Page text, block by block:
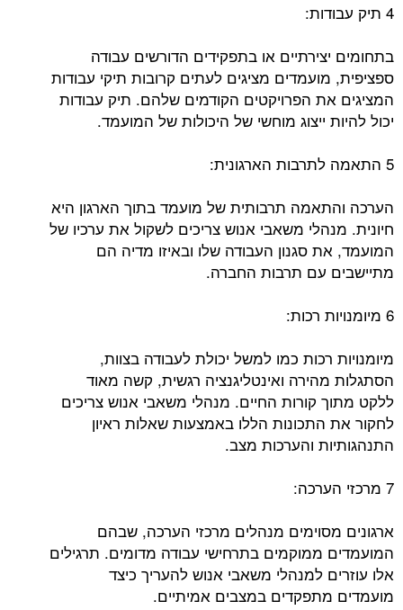
4 תיק עבודות:
בתחומים יצירתיים או בתפקידים הדורשים עבודה
ספציפית, מועמדים מציגים לעתים קרובות תיקי עבודות
המציגים את הפרויקטים הקודמים שלהם. תיק עבודות
יכול להיות ייצוג מוחשי של היכולות של המועמד.
5 התאמה לתרבות הארגונית:
הערכה והתאמה תרבותית של מועמד בתוך הארגון היא
חיונית. מנהלי משאבי אנוש צריכים לשקול את ערכיו של
המועמד, את סגנון העבודה שלו ובאיזו מדיה הם
מתיישבים עם תרבות החברה.
6 מיומנויות רכות:
מיומנויות רכות כמו למשל יכולת לעבודה בצוות,
הסתגלות מהירה ואינטליגנציה רגשית, קשה מאוד
ללקט מתוך קורות החיים. מנהלי משאבי אנוש צריכים
לחקור את התכונות הללו באמצעות שאלות ראיון
התנהגותיות והערכות מצב.
7 מרכזי הערכה:
ארגונים מסוימים מנהלים מרכזי הערכה, שבהם
המועמדים ממוקמים בתרחישי עבודה מדומים. תרגילים
אלו עוזרים למנהלי משאבי אנוש להעריך כיצד
מועמדים מתפקדים במצבים אמיתיים.